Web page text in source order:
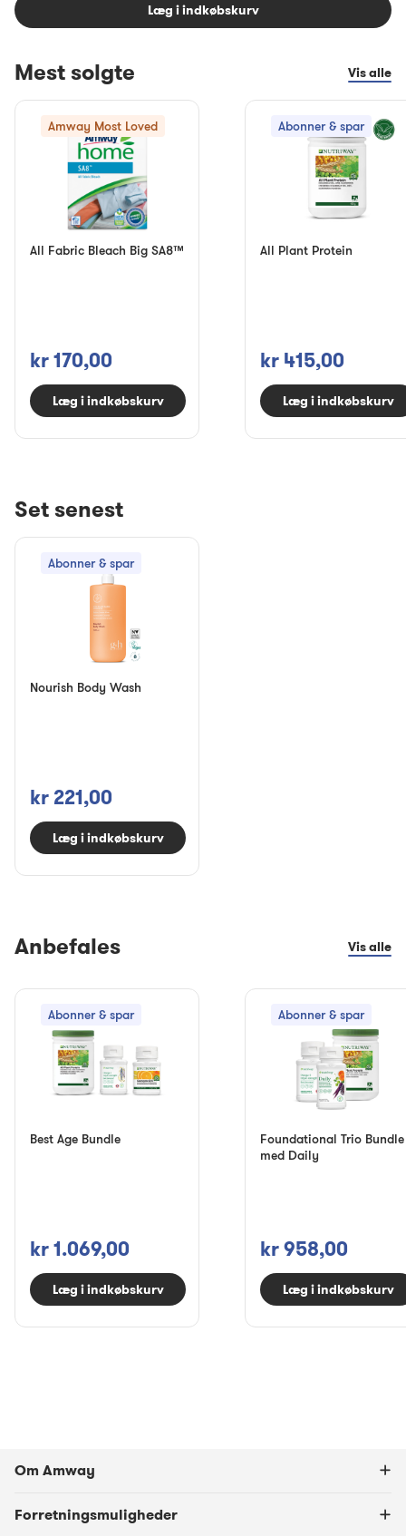
Læg i indkøbskurv
Mest solgte Vis alle
Amway Most Loved
All Fabric Bleach Big SA8™
kr 170,00
Læg i indkøbskurv
Abonner & spar
All Plant Protein
kr 415,00
Læg i indkøbskurv
Set senest
Abonner & spar
Nourish Body Wash
kr 221,00
Læg i indkøbskurv
Anbefales Vis alle
Abonner & spar
Best Age Bundle
kr 1.069,00
Læg i indkøbskurv
Abonner & spar
Foundational Trio Bundle
med Daily
kr 958,00
Læg i indkøbskurv
Om Amway
Forretningsmuligheder